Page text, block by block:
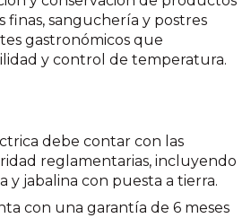
finas, sanguchería y postres
gastronómicos que
y control de temperatura.
debe contar con las
reglamentarias, incluyendo
y jabalina con puesta a tierra.
con una garantía de 6 meses